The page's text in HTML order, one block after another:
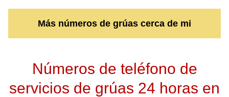
Más números de grúas cerca de mi
Números de teléfono de
servicios de grúas 24 horas en